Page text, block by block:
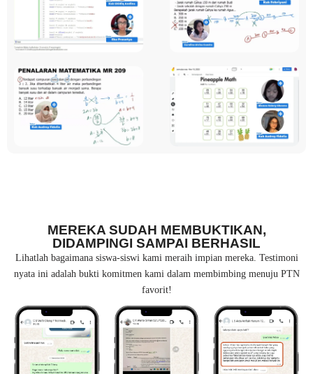
MEREKA SUDAH MEMBUKTIKAN,
DIDAMPINGI SAMPAI BERHASIL
Lihatlah bagaimana siswa-siswi kami meraih impian mereka. Testimoni
nyata ini adalah bukti komitmen kami dalam membimbing menuju PTN
favorit!